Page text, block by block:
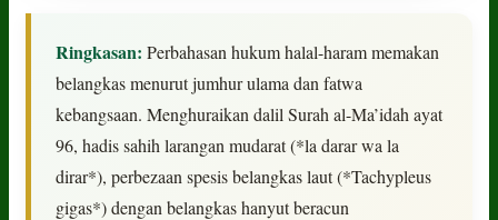
Ringkasan: Perbahasan hukum halal-haram memakan
belangkas menurut jumhur ulama dan fatwa
kebangsaan. Menghuraikan dalil Surah al-Ma’idah ayat
96, hadis sahih larangan mudarat (*la darar wa la
dirar*), perbezaan spesis belangkas laut (*Tachypleus
gigas*) dengan belangkas hanyut beracun